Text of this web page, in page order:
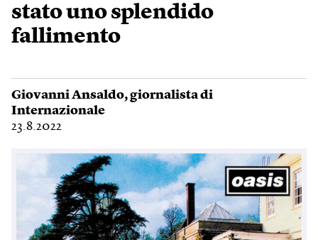
stato uno splendido
fallimento
Giovanni Ansaldo, giornalista di
Internazionale
23.8.2022